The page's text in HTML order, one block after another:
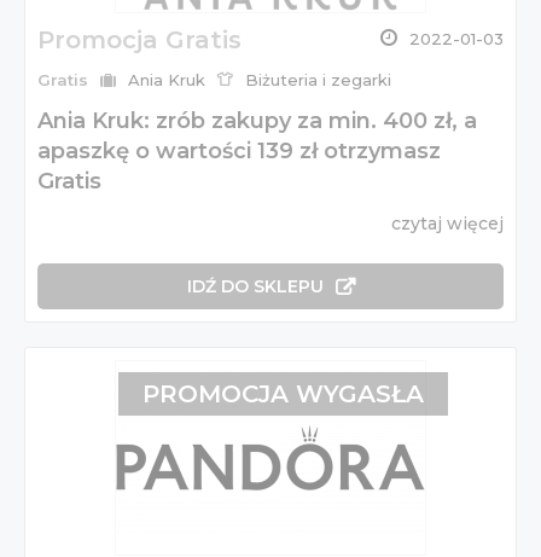
Promocja Gratis 2022-01-03
Gratis Ania Kruk Biżuteria i zegarki
Ania Kruk: zrób zakupy za min. 400 zł, a
apaszkę o wartości 139 zł otrzymasz
Gratis
czytaj więcej
IDŹ DO SKLEPU
PROMOCJA WYGASŁA